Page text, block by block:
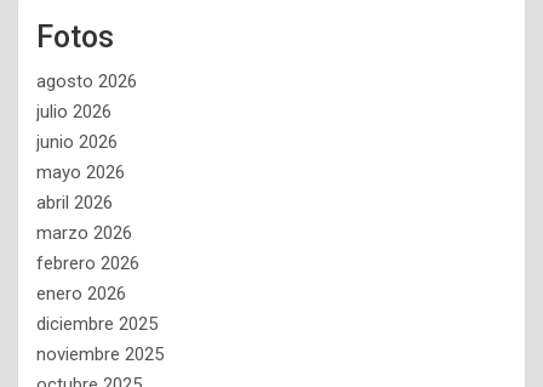
Fotos
agosto 2026
julio 2026
junio 2026
mayo 2026
abril 2026
marzo 2026
febrero 2026
enero 2026
diciembre 2025
noviembre 2025